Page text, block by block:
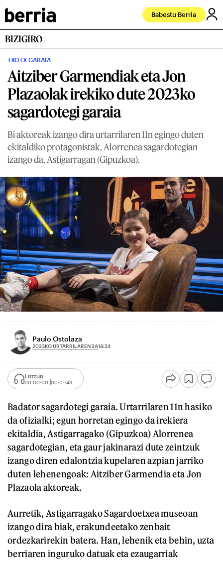
Babestu Berria
BIZIGIRO
TXOTX GARAIA
Aitziber Garmendiak eta Jon
Plazaolak irekiko dute 2023ko
sagardotegi garaia
Bi aktoreak izango dira urtarrilaren 11n egingo duten
ekitaldiko protagonistak. Alorrenea sagardotegian
izango da, Astigarragan (Gipuzkoa).
Paulo Ostolaza
2023KO URTARRILAREN 2A13:24
Entzun
00:00:00 00:01:43
Badator sagardotegi garaia. Urtarrilaren 11n hasiko
da ofizialki; egun horretan egingo da irekiera
ekitaldia, Astigarragako (Gipuzkoa) Alorrenea
sagardotegian, eta gaur jakinarazi dute zeintzuk
izango diren edalontzia kupelaren azpian jarriko
duten lehenengoak: Aitziber Garmendia eta Jon
Plazaola aktoreak.
Aurretik, Astigarragako Sagardoetxea museoan
izango dira biak, erakundeetako zenbait
ordezkarirekin batera. Han, lehenik eta behin, uzta
berriaren inguruko datuak eta ezaugarriak